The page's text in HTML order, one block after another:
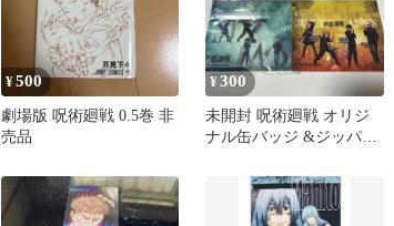
¥500
劇場版 呪術廻戦 0.5巻 非
売品
¥300
未開封 呪術廻戦 オリジ
ナル缶バッジ &ジッパー